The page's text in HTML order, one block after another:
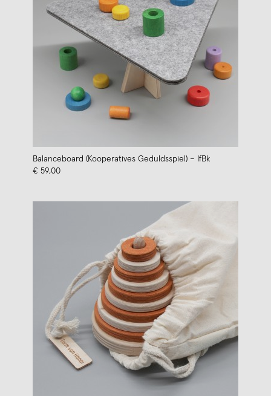
Balanceboard (Kooperatives Geduldsspiel) – IfBk
€ 59,00